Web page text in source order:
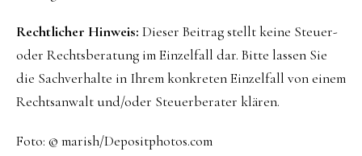
Rechtlicher Hinweis: Dieser Beitrag stellt keine Steuer-
oder Rechtsberatung im Einzelfall dar. Bitte lassen Sie
die Sachverhalte in Ihrem konkreten Einzelfall von einem
Rechtsanwalt und/oder Steuerberater klären.
Foto: © marish/Depositphotos.com